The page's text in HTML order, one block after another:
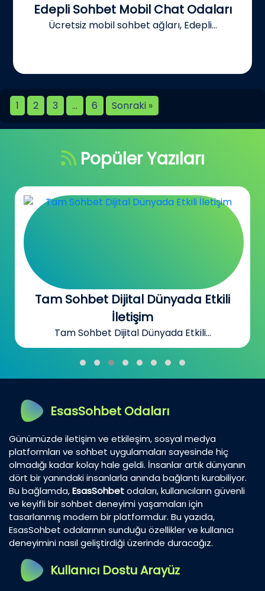
Edepli Sohbet Mobil Chat Odaları
Ücretsiz mobil sohbet ağları, Edepli...
1 2 3 … 6 Sonraki »
Popüler Yazıları
Tam Sohbet Dijital Dünyada Etkili
İletişim
Tam Sohbet Dijital Dünyada Etkili...
EsasSohbet Odaları
Günümüzde iletişim ve etkileşim, sosyal medya
platformları ve sohbet uygulamaları sayesinde hiç
olmadığı kadar kolay hale geldi. İnsanlar artık dünyanın
dört bir yanındaki insanlarla anında bağlantı kurabiliyor.
Bu bağlamda,EsasSohbetodaları, kullanıcıların güvenli
ve keyifli bir sohbet deneyimi yaşamaları için
tasarlanmış modern bir platformdur. Bu yazıda,
EsasSohbet odalarının sunduğu özellikler ve kullanıcı
deneyimini nasıl geliştirdiği üzerinde duracağız.
Kullanıcı Dostu Arayüz